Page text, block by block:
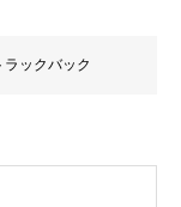
ラックバック